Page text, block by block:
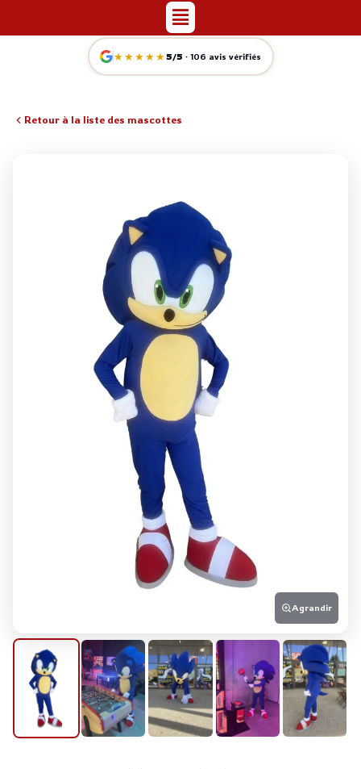
au
Menu
★★★★★5/5 · 106 avis vérifiés
Retour à la liste des mascottes
Agrandir